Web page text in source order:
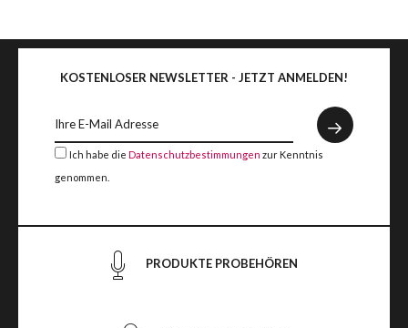
KOSTENLOSER NEWSLETTER - JETZT ANMELDEN!
Ich habe die Datenschutzbestimmungen zur Kenntnis
genommen.
PRODUKTE PROBEHÖREN